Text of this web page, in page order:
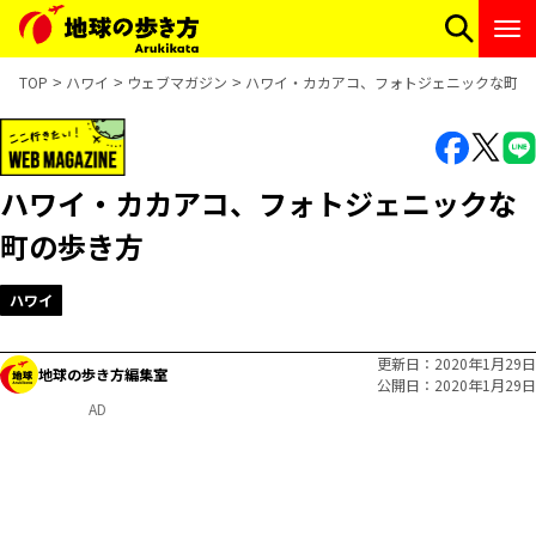
TOP ハワイ ウェブマガジン ハワイ・カカアコ、フォトジェニックな町
ハワイ・カカアコ、フォトジェニックな
町の歩き方
ハワイ
地球の歩き方編集室
更新日
2020年1月29日
公開日
2020年1月29日
AD